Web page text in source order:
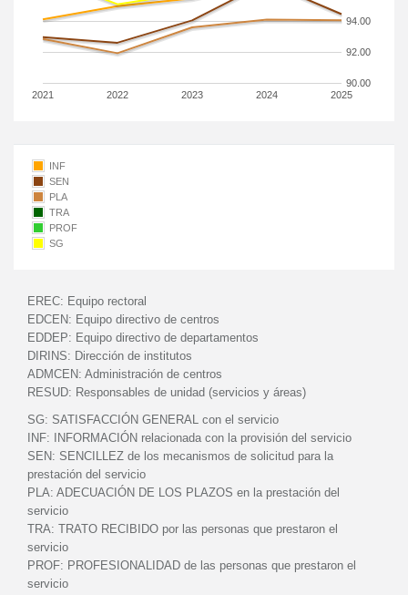
2021 2022 2023 2024 2025
90.00
92.00
94.00
INF
SEN
PLA
TRA
PROF
SG
EREC: Equipo rectoral
EDCEN: Equipo directivo de centros
EDDEP: Equipo directivo de departamentos
DIRINS: Dirección de institutos
ADMCEN: Administración de centros
RESUD: Responsables de unidad (servicios y áreas)
SG: SATISFACCIÓN GENERAL con el servicio
INF:
INFORMACIÓN relacionada con la provisión del servicio
SEN: SENCILLEZ de los mecanismos de solicitud para la
prestación del servicio
PLA: ADECUACIÓN DE LOS PLAZOS en la prestación del
servicio
TRA: TRATO RECIBIDO por las personas que prestaron el
servicio
PROF: PROFESIONALIDAD de las personas que prestaron el
servicio